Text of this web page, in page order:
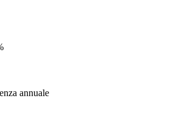
annuale